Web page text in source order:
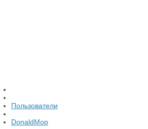
Пользователи
DonaldMop